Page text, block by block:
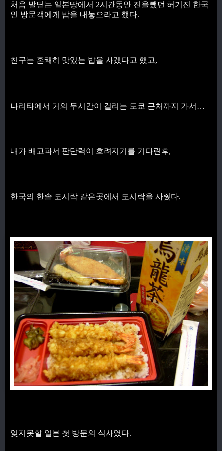
처음 발딛는 일본땅에서 2시간동안 진을뺐던 허기진 한국
인 방문객에게 밥을 내놓으라고 했다.
친구는 혼쾌히 맛있는 밥을 사겠다고 했고,
나리타에서 거의 두시간이 걸리는 도쿄 근처까지 가서…
내가 배고파서 판단력이 흐려지기를 기다린후,
한국의 한솥 도시락 같은곳에서 도시락을 사줬다.
잊지못할 일본 첫 방문의 식사였다.